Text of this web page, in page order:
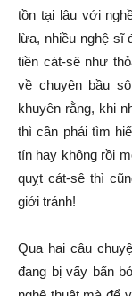
tồn tại lâu với
lừa, nhiều nghệ sĩ
tiền cát-sê như
về chuyện bầu
khuyên rằng, khi
thì cần phải tìm
tín hay không rồi
quỵt cát-sê thì
giới tránh!
Qua hai câu
đang bị vấy bẩn